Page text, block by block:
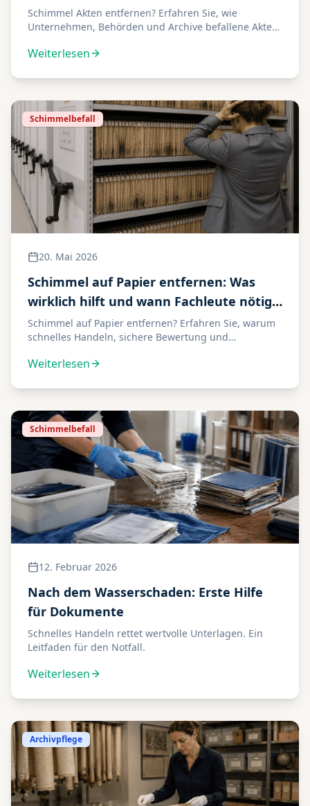
Unterlagen
Schimmel Akten entfernen? Erfahren Sie, wie
Unternehmen, Behörden und Archive befallene Akten
Weiterlesen
Schimmelbefall
20. Mai 2026
Schimmel auf Papier entfernen: Was
wirklich hilft und wann Fachleute nötig
sind
Schimmel auf Papier entfernen? Erfahren Sie, warum
schnelles Handeln, sichere Bewertung und
entscheidend sind.
Weiterlesen
Schimmelbefall
12. Februar 2026
Nach dem Wasserschaden: Erste Hilfe
für Dokumente
Schnelles Handeln rettet wertvolle Unterlagen. Ein
Leitfaden für den Notfall.
Weiterlesen
Archivpflege